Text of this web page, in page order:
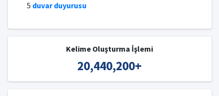
5 duvar duyurusu
Kelime Oluşturma İşlemi
20,440,200+